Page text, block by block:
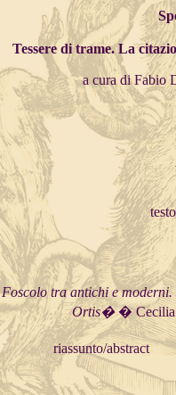
Tessere di trame. La
a cura di Fabio
Foscolo tra antichi e
Ortis�� Cecilia
riassunto/abstract